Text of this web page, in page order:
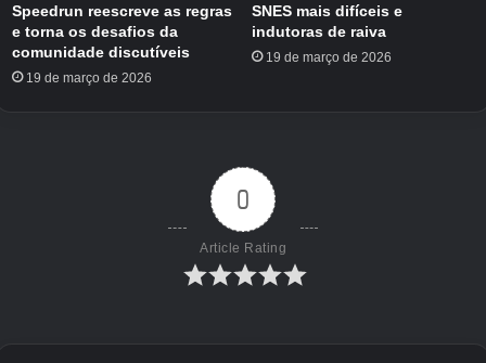
Speedrun reescreve as regras
e torna os desafios da
comunidade discutíveis
19 de março de 2026
SNES mais difíceis e
indutoras de raiva
19 de março de 2026
0
Article Rating